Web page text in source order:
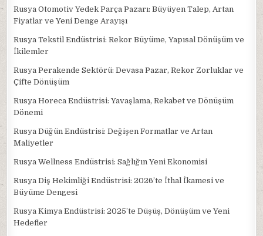
Rusya Otomotiv Yedek Parça Pazarı: Büyüyen Talep, Artan
Fiyatlar ve Yeni Denge Arayışı
Rusya Tekstil Endüstrisi: Rekor Büyüme, Yapısal Dönüşüm ve
İkilemler
Rusya Perakende Sektörü: Devasa Pazar, Rekor Zorluklar ve
Çifte Dönüşüm
Rusya Horeca Endüstrisi: Yavaşlama, Rekabet ve Dönüşüm
Dönemi
Rusya Düğün Endüstrisi: Değişen Formatlar ve Artan
Maliyetler
Rusya Wellness Endüstrisi: Sağlığın Yeni Ekonomisi
Rusya Diş Hekimliği Endüstrisi: 2026’te İthal İkamesi ve
Büyüme Dengesi
Rusya Kimya Endüstrisi: 2025’te Düşüş, Dönüşüm ve Yeni
Hedefler